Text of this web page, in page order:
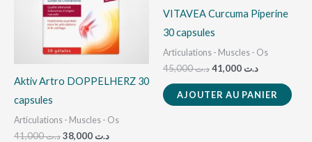
Aktiv Artro DOPPELHERZ 30
capsules
Articulations - Muscles - Os
د.ت41,000 د.ت
VITAVEA Curcuma Piperine
30 capsules
Articulations - Muscles - Os
د.ت45,000 د.ت
AJOUTER AU PANIER